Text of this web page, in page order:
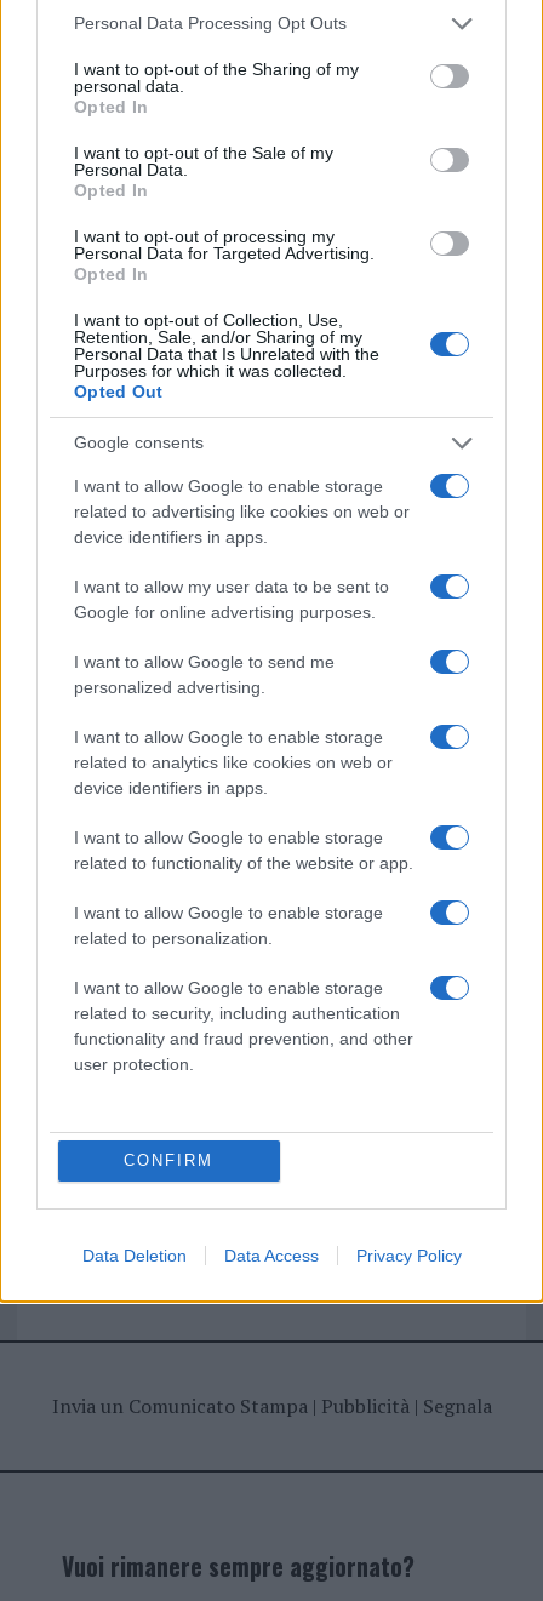
Please note that this website/app uses one or more Google
not limited to your visit or usage behaviour. You may click to
grant or deny consent to Google and its third-party tags to
use your data for below specified purposes in below Google
consent section.
Personal Data Processing Opt Outs
I want to opt-out of the Sharing of my
personal data.
Opted In
I want to opt-out of the Sale of my
Personal Data.
Opted In
I want to opt-out of processing my
Personal Data for Targeted Advertising.
Opted In
I want to opt-out of Collection, Use,
Retention, Sale, and/or Sharing of my
Personal Data that Is Unrelated with the
Purposes for which it was collected.
Opted Out
Google consents
I want to allow Google to enable storage
related to advertising like cookies on web or
device identifiers in apps.
I want to allow my user data to be sent to
Google for online advertising purposes.
I want to allow Google to send me
personalized advertising.
I want to allow Google to enable storage
related to analytics like cookies on web or
device identifiers in apps.
I want to allow Google to enable storage
related to functionality of the website or app.
I want to allow Google to enable storage
related to personalization.
I want to allow Google to enable storage
related to security, including authentication
functionality and fraud prevention, and other
user protection.
CONFIRM
Data Deletion Data Access Privacy Policy
Test tunnel Olbia: rampe chiuse ancora fino a
fine agosto
Aggius conquista la classifica delle mete più
amate dell’estate 2026
NECROLOGIE
Mario Malu
Paolo Pinna
Martina Agostina Diturco
I nostri cari
Giovannimaria Cabras
Invia un Comunicato Stampa| Pubblicità| Segnala
Vuoi rimanere sempre aggiornato?